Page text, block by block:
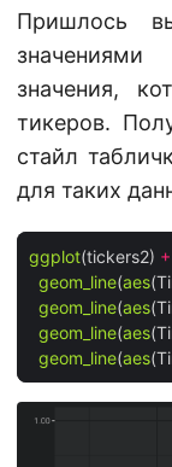
Пришлось
значения,
тикеров.
стайл
для таких
ggplot(tickers2) +
geom_line(aes
geom_line(aes
geom_line(aes
geom_line(aes